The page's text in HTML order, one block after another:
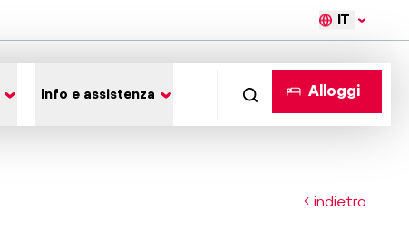
IT
Info e assistenza Alloggi
indietro